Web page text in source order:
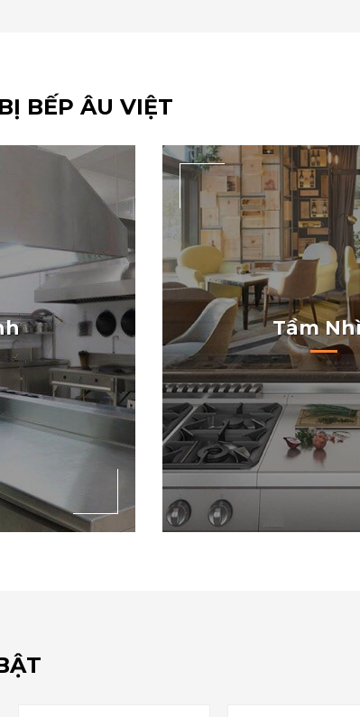
BẾP ÂU VIỆT
Bếp Âu Việt
hài lòng
nhất
Trở thành biểu tượng
đầu Việt Nam về sản
nghiệp trong phục vụ
Tầm